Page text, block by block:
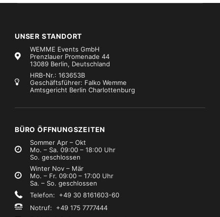
Kabel, Adapter, Auflösungen
MwSt.)
(zzgl. MwSt.)
UNSER STANDORT
WEMME Events GmbH
Prenzlauer Promenade 44
13089 Berlin, Deutschland
HRB-Nr.: 163653B
Geschäftsführer: Falko Wemme
Amtsgericht Berlin Charlottenburg
BÜRO ÖFFNUNGSZEITEN
Sommer Apr – Okt
Mo. – Sa. 09:00 – 18:00 Uhr
So. geschlossen
Winter Nov – Mär
Mo. – Fr. 09:00 – 17:00 Uhr
Sa. – So. geschlossen
Telefon: +49 30 8161603-60
Notruf: +49 175 7777444